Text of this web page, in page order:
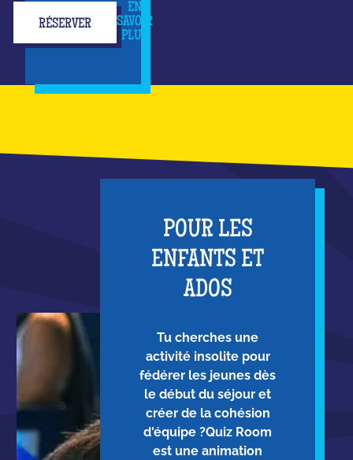
RÉSERVER
EN
SAVOIR
PLUS
POUR LES
ENFANTS ET
ADOS
Tu cherches une
activité insolite pour
fédérer les jeunes dès
le début du séjour et
créer de la cohésion
d'équipe ?Quiz Room
est une animation